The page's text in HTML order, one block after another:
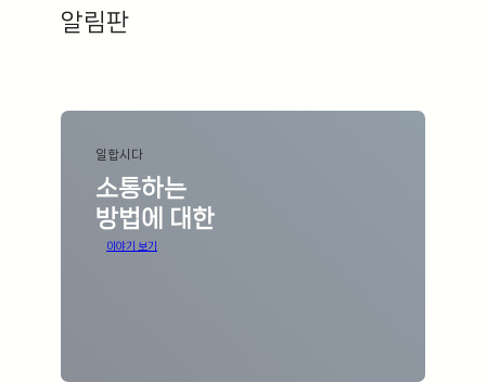
알림판
일합시다
소통하는
방법에 대한
이야기 보기